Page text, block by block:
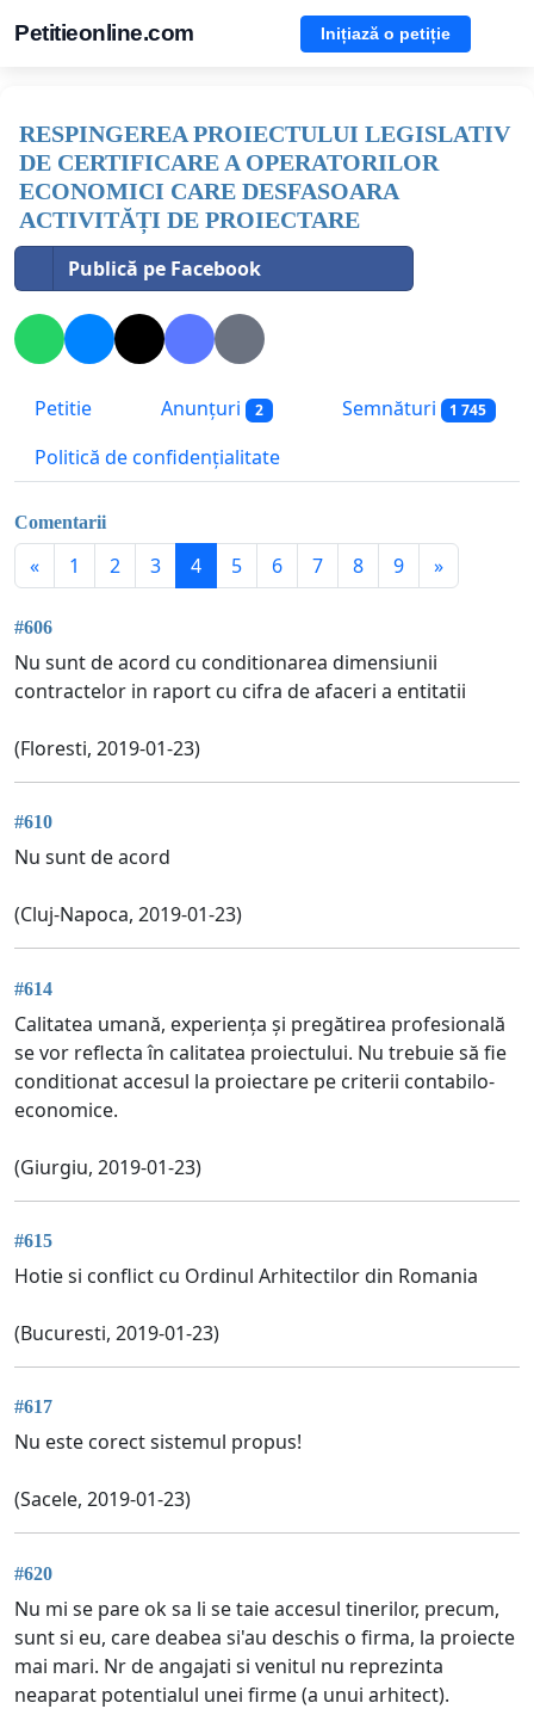
Petitieonline.com Inițiază o petiție
RESPINGEREA PROIECTULUI LEGISLATIV
DE CERTIFICARE A OPERATORILOR
ECONOMICI CARE DESFASOARA
ACTIVITĂȚI DE PROIECTARE
Publică pe Facebook
Petitie Anunțuri 2 Semnături 1 745
Politică de confidențialitate
Comentarii
« 1 2 3 4 5 6 7 8 9 »
#606
Nu sunt de acord cu conditionarea dimensiunii
contractelor in raport cu cifra de afaceri a entitatii
(Floresti, 2019-01-23)
#610
Nu sunt de acord
(Cluj-Napoca, 2019-01-23)
#614
Calitatea umană, experiența și pregătirea profesională
se vor reflecta în calitatea proiectului. Nu trebuie să fie
conditionat accesul la proiectare pe criterii contabilo-
economice.
(Giurgiu, 2019-01-23)
#615
Hotie si conflict cu Ordinul Arhitectilor din Romania
(Bucuresti, 2019-01-23)
#617
Nu este corect sistemul propus!
(Sacele, 2019-01-23)
#620
Nu mi se pare ok sa li se taie accesul tinerilor, precum,
sunt si eu, care deabea si'au deschis o firma, la proiecte
mai mari. Nr de angajati si venitul nu reprezinta
neaparat potentialul unei firme (a unui arhitect).